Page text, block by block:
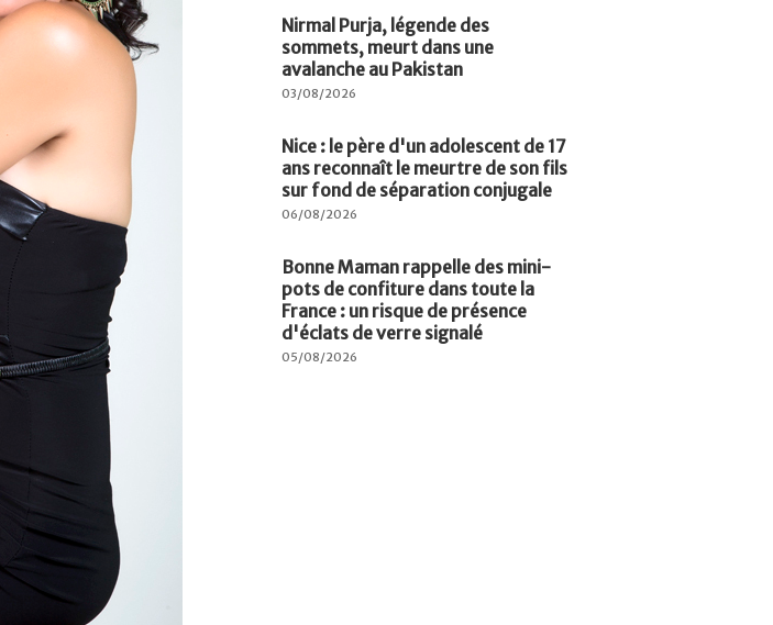
Nirmal Purja, légende des
sommets, meurt dans une
avalanche au Pakistan
03/08/2026
Nice : le père d'un adolescent de 17
ans reconnaît le meurtre de son fils
sur fond de séparation conjugale
06/08/2026
Bonne Maman rappelle des mini-
pots de confiture dans toute la
France : un risque de présence
d'éclats de verre signalé
05/08/2026